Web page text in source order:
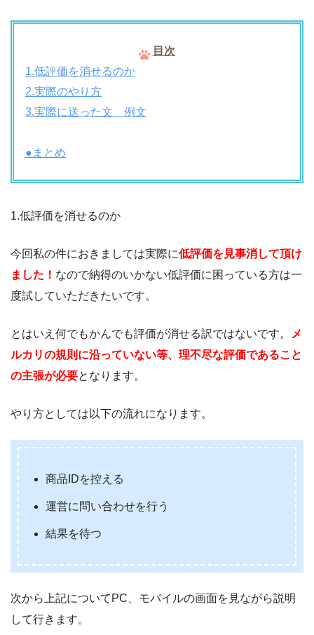
目次
1.低評価を消せるのか
2.実際のやり方
3.実際に送った文 例文
●まとめ
1.低評価を消せるのか
今回私の件におきましては実際に低評価を見事消して頂け
ました！ なので納得のいかない低評価に困っている方は一
度試していただきたいです。
とはいえ何でもかんでも評価が消せる訳ではないです。
メ
ルカリの規則に沿っていない等、理不尽な評価であること
の主張が必要となります。
やり方としては以下の流れになります。
商品IDを控える
運営に問い合わせを行う
結果を待つ
次から上記についてPC、モバイルの画面を見ながら説明
して行きます。